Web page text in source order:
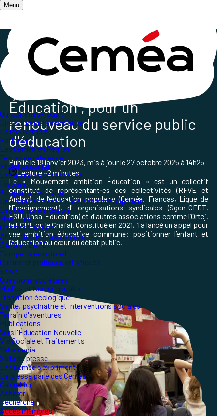
Menu
Qui sommes-nous ?
Une structure associative
Le mouvement
Partenariat
Les Ceméa en Région
Textes de référence
Projet associatif
Les grand.es pédagogues
Histoire
Rapports d'Activité
Un Etablissement d'Enseignement Supérieur
Les Ceméa en Région
Nos sites
Champs d'action
Animation Professionnelle
BAFA et BAFD
Europe international
Culture et pratiques artistiques
École
Questions sociétales
Médias et Numérique libre
Transition écologique
Santé, psychiatrie et interventions sociales
Terrain d'aventures
Publications
Vers l'Éducation Nouvelle
Vie Sociale et Traitements
Yakamedia
Salle de presse
Les Ceméa s'expriment
La presse parle des Ceméa
Calendrier
Adhérer
Rechercher
Accès membres
Accueil/ Qui sommes-nous ? /
Nos partenaires
Partenaire dont les Ceméa sont membres
Éducation", pour un
renouveau du service public
d'éducation
Publié le18 janvier 2023, mis à jour le27 octobre 2025 à 14h25
Lecture ~2 minutes
Le « Mouvement ambition Éducation » est un collectif
constitué de représentant⋅es des collectivités (RFVE et
Andev), de l’éducation populaire (Ceméa, Francas, Ligue de
l’Enseignement), d' organisations syndicales (Sgen-CFDT,
FSU, Unsa-Éducation) et d'autres associations comme l’Ortej,
la FCPE ou le Cnafal. Constitué en 2021, il a lancé un appel pour
une ambition éducative commune: positionner l’enfant et
l’éducation au cœur du débat public.